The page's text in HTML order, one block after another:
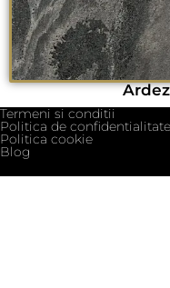
Termeni si conditii
Politica de confidentialitate
Politica cookie
Blog